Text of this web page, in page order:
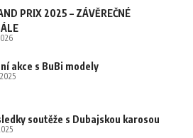
PRIX 2025 – ZÁVĚREČNÉ
akce s BuBi modely
soutěže s Dubajskou karosou